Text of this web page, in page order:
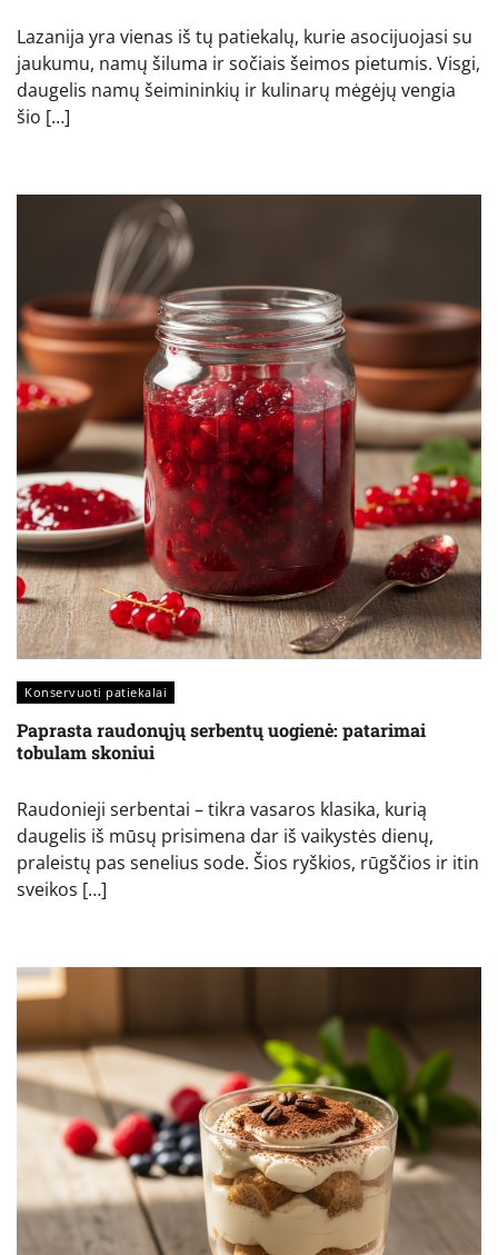
Lazanija yra vienas iš tų patiekalų, kurie asocijuojasi su
jaukumu, namų šiluma ir sočiais šeimos pietumis. Visgi,
daugelis namų šeimininkių ir kulinarų mėgėjų vengia
šio […]
Konservuoti patiekalai
Paprasta raudonųjų serbentų uogienė: patarimai
tobulam skoniui
Raudonieji serbentai – tikra vasaros klasika, kurią
daugelis iš mūsų prisimena dar iš vaikystės dienų,
praleistų pas senelius sode. Šios ryškios, rūgščios ir itin
sveikos […]